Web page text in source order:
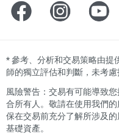
*參考、分析和交易策略由提
師的獨立評估和判斷，未考
風險警告：交易有可能導致
合所有人。敬請在使用我們
保在交易前充分了解所涉及
基礎資產。